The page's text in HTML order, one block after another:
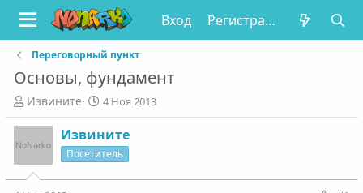
Вход Регистрация
Переговорный пункт
Основы, фундамент
А
в
т
о
р
т
Извините
Д
а
т
а
н
а
4 Ноя 2013
Извините
Посетитель